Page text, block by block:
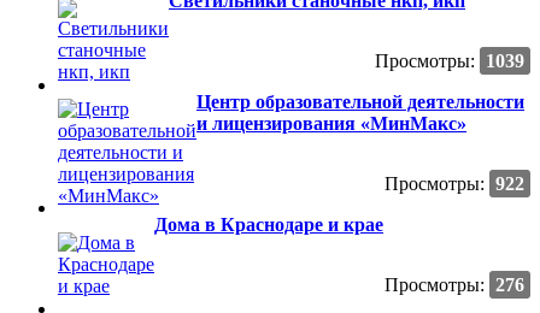
Просмотры:
1039
Центр образовательной деятельности
и лицензирования «МинМакс»
Просмотры: 922
Дома в Краснодаре и крае
Просмотры: 276